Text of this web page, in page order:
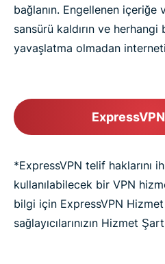
bağlanın. Engellenen içeriğe
sansürü kaldırın ve herhangi
yavaşlatma olmadan
*ExpressVPN telif haklarını
kullanılabilecek bir VPN
bilgi için ExpressVPN
sağlayıcılarınızın Hizmet